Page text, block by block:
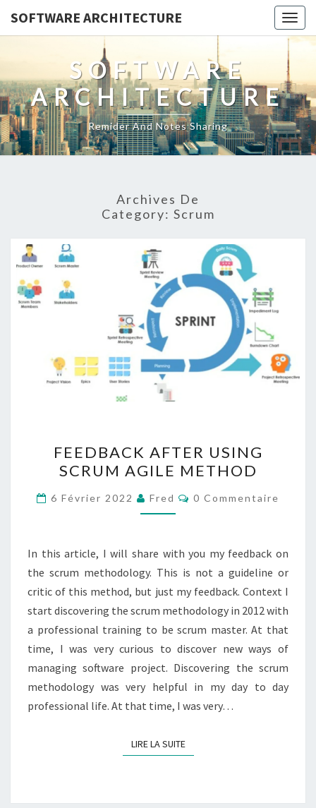
SOFTWARE ARCHITECTURE
SOFTWARE
ARCHITECTURE
Remider And Notes Sharing
Archives De
Category: Scrum
AFTER
USING
SCRUM
AGILE
FEEDBACK AFTER USING
SCRUM AGILE METHOD
6 Février 2022 Fred Commentaires
0 Commentaire
In this article, I will share with you my feedback on
the scrum methodology. This is not a guideline or
critic of this method, but just my feedback. Context I
start discovering the scrum methodology in 2012 with
a professional training to be scrum master. At that
time, I was very curious to discover new ways of
managing software project. Discovering the scrum
methodology was very helpful in my day to day
professional life. At that time, I was very…
LIRE LA SUITELIRE LA SUITE